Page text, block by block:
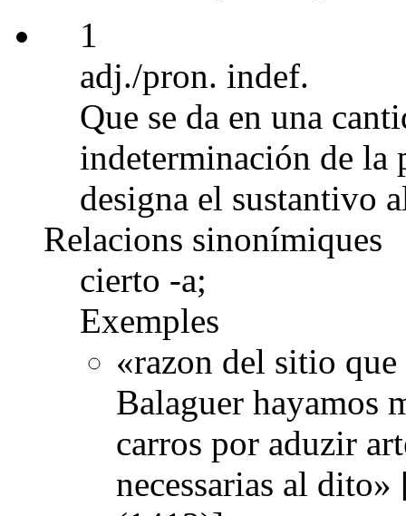
1
adj./pron. indef.
Que se da en una
indeterminación de la
designa el sustantivo
Relacions sinonímiques
cierto -a;
Exemples
«razon del sitio que
Balaguer hayamos
carros por aduzir
necessarias al